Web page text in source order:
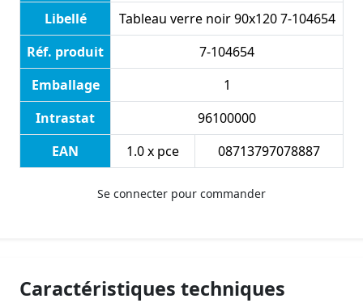
Libellé
Tableau verre noir 90x120 7-104654
Réf. produit
7-104654
Emballage
1
Intrastat
96100000
EAN
1.0 x pce 08713797078887
Se connecter pour commander
Caractéristiques techniques